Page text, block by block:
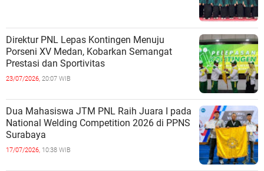
Direktur PNL Lepas Kontingen Menuju
Porseni XV Medan, Kobarkan Semangat
Prestasi dan Sportivitas
23/07/2026, 20:07 WIB
Dua Mahasiswa JTM PNL Raih Juara I pada
National Welding Competition 2026 di PPNS
Surabaya
17/07/2026, 10:38 WIB